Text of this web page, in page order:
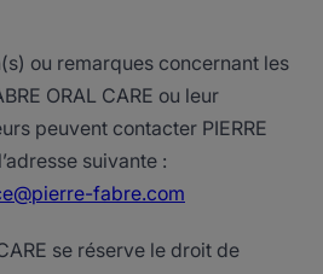
ou remarques concernant les
ORAL CARE ou leur
peuvent contacter PIERRE
suivante :
fabre.com
se réserve le droit de